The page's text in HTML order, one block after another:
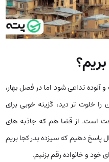
آلوده تداعی شود اما در فصل بهار،
خلوت تر دید، گزینه خوبی برای
است. از قضا هم که جاذبه های
پاسخ دهیم که سیزده بدر کجا بریم
خود و خانواده رقم بزنیم.